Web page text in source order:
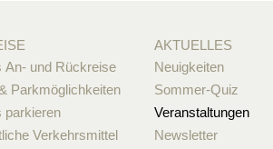
An- und Rückreise
Parkmöglichkeiten
parkieren
Verkehrsmittel
AKTUELLES
Neuigkeiten
Sommer-Quiz
Veranstaltungen
Newsletter